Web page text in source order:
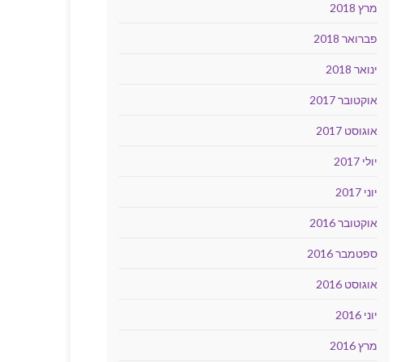
מרץ 2018
פברואר 2018
ינואר 2018
אוקטובר 2017
אוגוסט 2017
יולי 2017
יוני 2017
אוקטובר 2016
ספטמבר 2016
אוגוסט 2016
יוני 2016
מרץ 2016